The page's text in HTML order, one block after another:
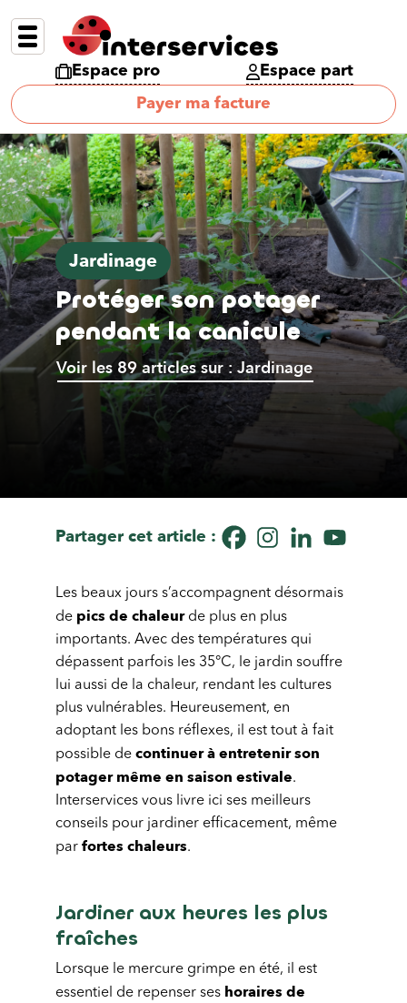
Espace pro
Espace part
Payer ma facture
Jardinage
Protéger son potager
pendant la canicule
Voir les 89 articles sur : Jardinage
Partager cet article :
Les beaux jours s’accompagnent désormais
de pics de chaleurde plus en plus
importants. Avec des températures qui
dépassent parfois les 35°C, le jardin souffre
lui aussi de la chaleur, rendant les cultures
plus vulnérables. Heureusement, en
adoptant les bons réflexes, il est tout à fait
possible de continuer à entretenir son
potager même en saison estivale.
Interservices vous livre ici ses meilleurs
conseils pour jardiner efficacement, même
par fortes chaleurs.
Jardiner aux heures les plus
fraîches
Lorsque le mercure grimpe en été, il est
essentiel de repenser ses horaires de